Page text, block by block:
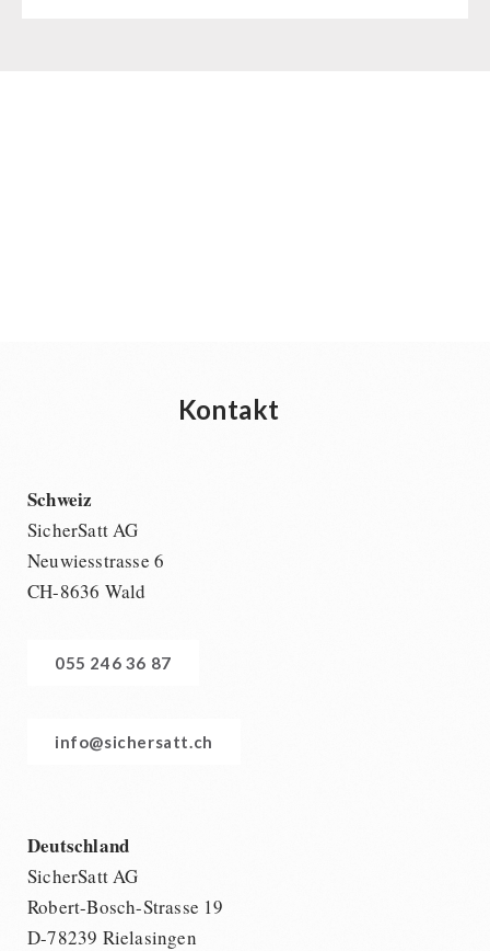
Kontakt
Schweiz
SicherSatt AG
Neuwiesstrasse 6
CH-8636 Wald
055 246 36 87
info@sichersatt.ch
Deutschland
SicherSatt AG
Robert-Bosch-Strasse 19
D-78239 Rielasingen